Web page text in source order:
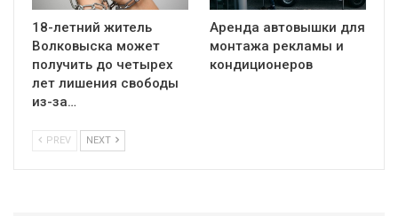
18-летний житель
Волковыска может
получить до четырех
лет лишения свободы
из-за…
Аренда автовышки для
монтажа рекламы и
кондиционеров
PREV NEXT